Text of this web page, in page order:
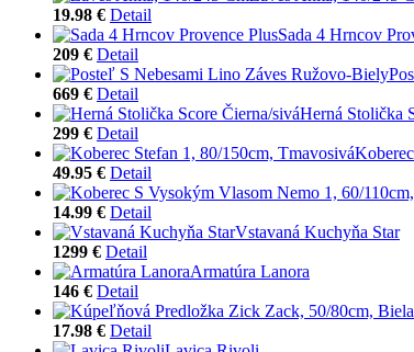
19.98 € Detail
Sada 4 Hrncov
209 € Detail
669 € Detail
Herná Stolička
299 € Detail
49.95 € Detail
14.99 € Detail
Vstavaná Kuchyňa Star
1299 € Detail
Armatúra Lanora
146 € Detail
17.98 € Detail